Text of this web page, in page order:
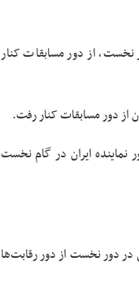
در دور نخست، از دور مسابقات کنار
شد، ایمان رمضانپور نماینده ایران در گام نخست
فیلیپینی در دور نخست از دور رقابت‌ها